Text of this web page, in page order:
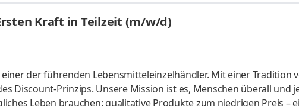
Herzblut verstärkt. Gestalten Sie mit uns die Zukunft der Pflege
Arbeitsumfeld ein – wir f
Kraft in Teilzeit (m/w/d)
der führenden Lebensmitteleinzelhändler. Mit einer Tradition
Discount-Prinzips. Unsere Mission ist es, Menschen überall und
Leben brauchen: qualitative Produkte zum niedrigen Preis –